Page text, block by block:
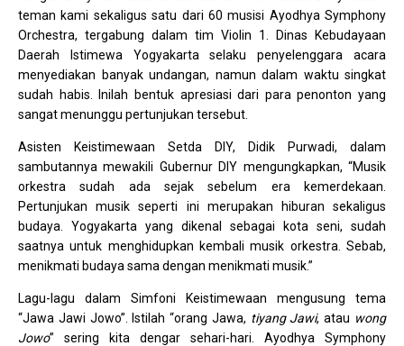
teman kami sekaligus satu dari 60 musisi Ayodhya Symphony
Orchestra, tergabung dalam tim Violin 1. Dinas Kebudayaan
Daerah Istimewa Yogyakarta selaku penyelenggara acara
menyediakan banyak undangan, namun dalam waktu singkat
sudah habis. Inilah bentuk apresiasi dari para penonton yang
sangat menunggu pertunjukan tersebut.
Asisten Keistimewaan Setda DIY, Didik Purwadi, dalam
sambutannya mewakili Gubernur DIY mengungkapkan, “Musik
orkestra sudah ada sejak sebelum era kemerdekaan.
Pertunjukan musik seperti ini merupakan hiburan sekaligus
budaya. Yogyakarta yang dikenal sebagai kota seni, sudah
saatnya untuk menghidupkan kembali musik orkestra. Sebab,
menikmati budaya sama dengan menikmati musik.”
Lagu-lagu dalam Simfoni Keistimewaan mengusung tema
“Jawa Jawi Jowo”. Istilah “orang Jawa, tiyang Jawi, atau wong
Jowo” sering kita dengar sehari-hari. Ayodhya Symphony